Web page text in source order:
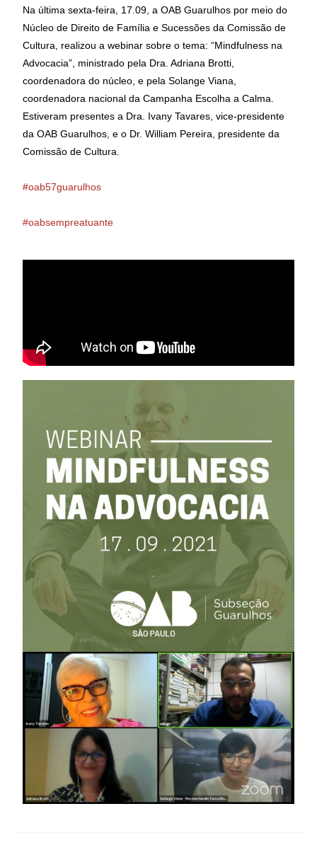
Na última sexta-feira, 17.09, a OAB Guarulhos por meio do
Núcleo de Direito de Família e Sucessões da Comissão de
Cultura, realizou a webinar sobre o tema: “Mindfulness na
Advocacia”, ministrado pela Dra. Adriana Brotti,
coordenadora do núcleo, e pela Solange Viana,
coordenadora nacional da Campanha Escolha a Calma.
Estiveram presentes a Dra. Ivany Tavares, vice-presidente
da OAB Guarulhos, e o Dr. William Pereira, presidente da
Comissão de Cultura.
#oab57guarulhos
#oabsempreatuante